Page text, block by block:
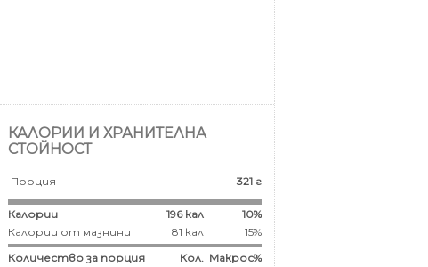
КАЛОРИИ И ХРАНИТЕЛНА
СТОЙНОСТ
Порция 321 г
Калории 196кал
10%
Калории от мазнини
81 кал
15%
Количество за порция
Кол. Макрос%